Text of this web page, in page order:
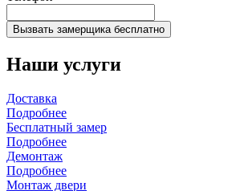
Наши услуги
Доставка
Подробнее
Бесплатный замер
Подробнее
Демонтаж
Подробнее
Монтаж двери